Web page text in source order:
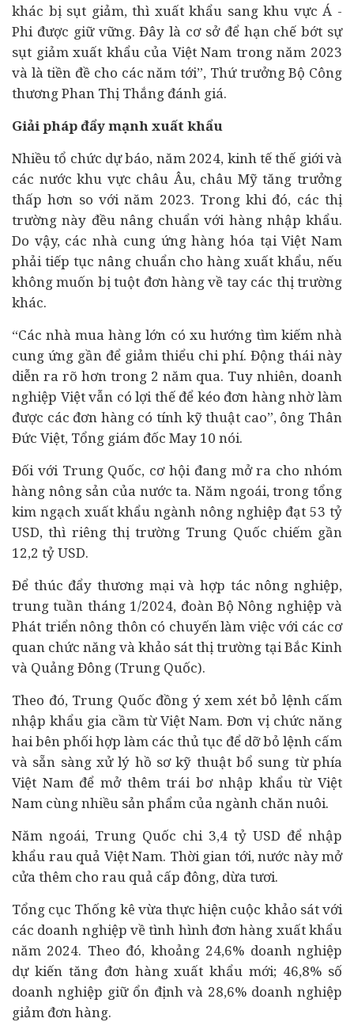
khác bị sụt giảm, thì xuất khẩu sang khu vực Á -
Phi được giữ vững. Đây là cơ sở để hạn chế bớt sự
sụt giảm xuất khẩu của Việt Nam trong năm 2023
và là tiền đề cho các năm tới”, Thứ trưởng Bộ Công
thương Phan Thị Thắng đánh giá.
Giải pháp đẩy mạnh xuất khẩu
Nhiều tổ chức dự báo, năm 2024, kinh tế thế giới và
các nước khu vực châu Âu, châu Mỹ tăng trưởng
thấp hơn so với năm 2023. Trong khi đó, các thị
trường này đều nâng chuẩn với hàng nhập khẩu.
Do vậy, các nhà cung ứng hàng hóa tại Việt Nam
phải tiếp tục nâng chuẩn cho hàng xuất khẩu, nếu
không muốn bị tuột đơn hàng về tay các thị trường
khác.
“Các nhà mua hàng lớn có xu hướng tìm kiếm nhà
cung ứng gần để giảm thiểu chi phí. Động thái này
diễn ra rõ hơn trong 2 năm qua. Tuy nhiên, doanh
nghiệp Việt vẫn có lợi thế để kéo đơn hàng nhờ làm
được các đơn hàng có tính kỹ thuật cao”, ông Thân
Đức Việt, Tổng giám đốc May 10 nói.
Đối với Trung Quốc, cơ hội đang mở ra cho nhóm
hàng nông sản của nước ta. Năm ngoái, trong tổng
kim ngạch xuất khẩu ngành nông nghiệp đạt 53 tỷ
USD, thì riêng thị trường Trung Quốc chiếm gần
12,2 tỷ USD.
Để thúc đẩy thương mại và hợp tác nông nghiệp,
trung tuần tháng 1/2024, đoàn Bộ Nông nghiệp và
Phát triển nông thôn có chuyến làm việc với các cơ
quan chức năng và khảo sát thị trường tại Bắc Kinh
và Quảng Đông (Trung Quốc).
Theo đó, Trung Quốc đồng ý xem xét bỏ lệnh cấm
nhập khẩu gia cầm từ Việt Nam. Đơn vị chức năng
hai bên phối hợp làm các thủ tục để dỡ bỏ lệnh cấm
và sẵn sàng xử lý hồ sơ kỹ thuật bổ sung từ phía
Việt Nam để mở thêm trái bơ nhập khẩu từ Việt
Nam cùng nhiều sản phẩm của ngành chăn nuôi.
Năm ngoái, Trung Quốc chi 3,4 tỷ USD để nhập
khẩu rau quả Việt Nam. Thời gian tới, nước này mở
cửa thêm cho rau quả cấp đông, dừa tươi.
Tổng cục Thống kê vừa thực hiện cuộc khảo sát với
các doanh nghiệp về tình hình đơn hàng xuất khẩu
năm 2024. Theo đó, khoảng 24,6% doanh nghiệp
dự kiến tăng đơn hàng xuất khẩu mới; 46,8% số
doanh nghiệp giữ ổn định và 28,6% doanh nghiệp
giảm đơn hàng.